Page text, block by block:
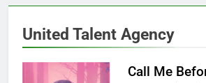
United Talent Agency
Call Me